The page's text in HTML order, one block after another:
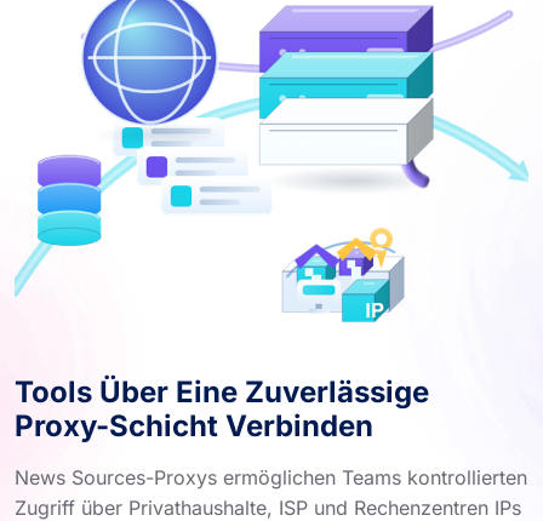
Tools Über Eine Zuverlässige
Proxy-Schicht Verbinden
News Sources-Proxys ermöglichen Teams kontrollierten
Zugriff über Privathaushalte, ISP und Rechenzentren IPs